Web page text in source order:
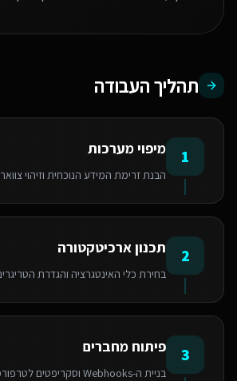
תהליך העבודה
1 מיפוי מערכות
הבנת זרימת המידע הנוכחית וזיהוי
2 תכנון ארכיטקטורה
בחירת כלי האינטגרציה והגדרת
3 פיתוח מחברים
בניית ה-Webhooks וסקריפטים לטרפורמציה של דאטה.